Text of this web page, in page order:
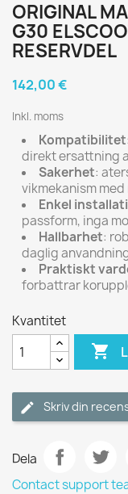
ORIGINAL
G30
RESERVDEL
142,00 €
Inkl. moms
Kompatibilitet
direkt ersattning
Sakerhet:
vikmekanism
Enkel
passform, inga
Hallbarhet:
daglig
Praktiskt
forbattrar
Kvantitet

Skriv din
Dela
Contact support